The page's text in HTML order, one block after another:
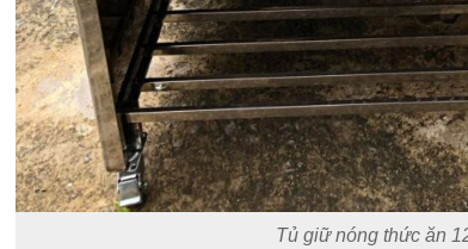
Tủ giữ nóng thức ăn